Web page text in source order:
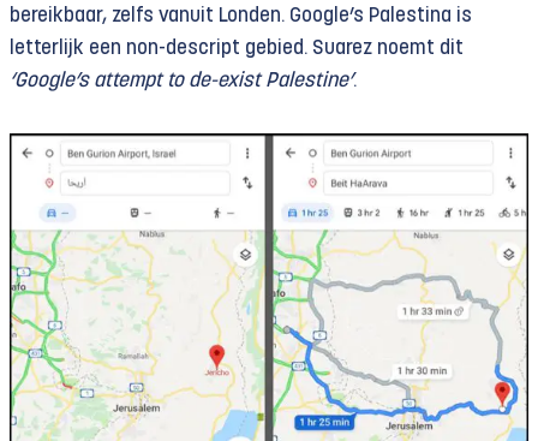
bereikbaar, zelfs vanuit Londen. Google’s Palestina is
letterlijk een non-descript gebied. Suarez noemt dit
‘Google’s attempt to de-exist Palestine’.